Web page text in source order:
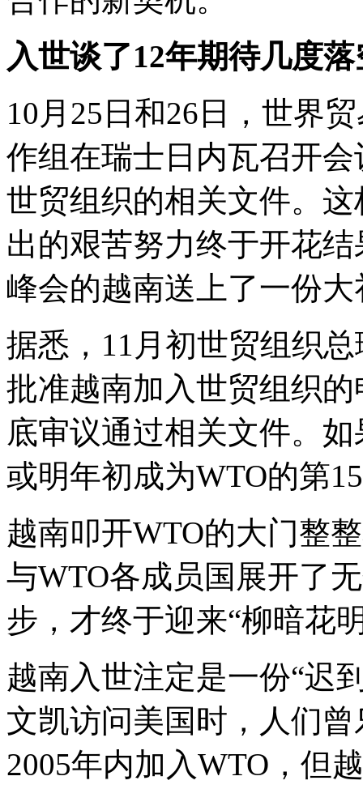
入世谈了12年期待几度落
10月25日和26日，世界
作组在瑞士日内瓦召开
世贸组织的相关文件。
出的艰苦努力终于开花
峰会的越南送上了一份大
据悉，11月初世贸组织
批准越南加入世贸组织
底审议通过相关文件。
或明年初成为WTO的第
越南叩开WTO的大门整
与WTO各成员国展开了
步，才终于迎来“柳暗花
越南入世注定是一份“迟
文凯访问美国时，人们
2005年内加入WTO，但